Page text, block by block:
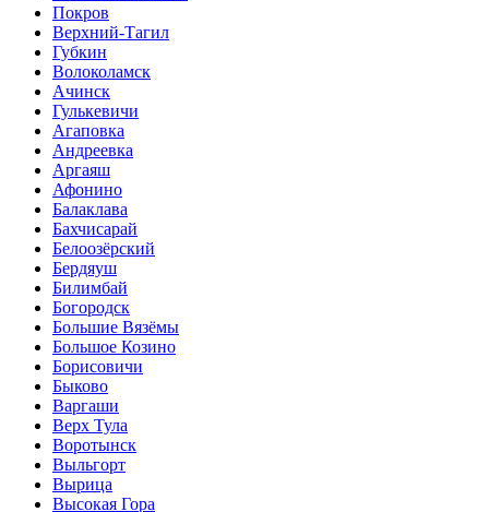
Покров
Верхний-Тагил
Губкин
Волоколамск
Ачинск
Гулькевичи
Агаповка
Андреевка
Аргаяш
Афонино
Балаклава
Бахчисарай
Белоозёрский
Бердяуш
Билимбай
Богородск
Большие Вязёмы
Большое Козино
Борисовичи
Быково
Варгаши
Верх Тула
Воротынск
Выльгорт
Вырица
Высокая Гора